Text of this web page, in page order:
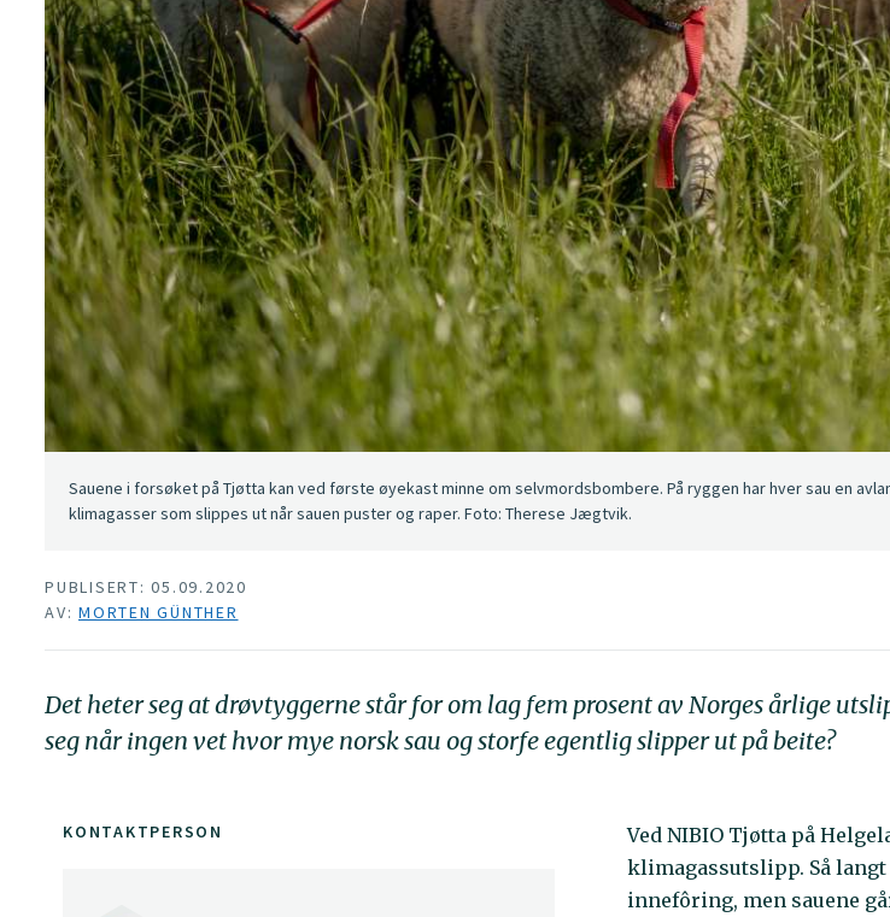
Sauene i forsøket på Tjøtta kan ved første øyekast minne om selvmordsbombere. På ryggen har hver sau en
klimagasser som slippes ut når sauen puster og raper. Foto: Therese Jægtvik.
PUBLISERT: 05.09.2020
AV: MORTEN GÜNTHER
Det heter seg at drøvtyggerne står for om lag fem prosent av Norges årlige
seg når ingen vet hvor mye norsk sau og storfe egentlig slipper ut på beite?
Ved NIBIO Tjøtta på
klimagassutslipp. Så
innefôring, men sauene
KONTAKTPERSON